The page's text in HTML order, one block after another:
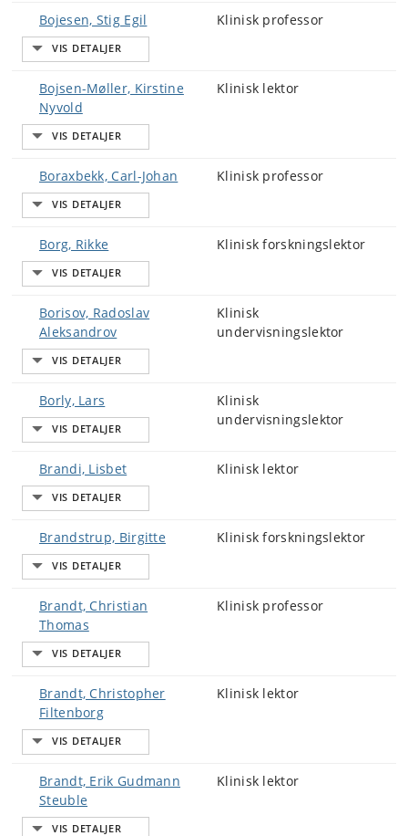
Bojesen, Stig Egil Klinisk professor
Bojsen-Møller, Kirstine
Nyvold
Klinisk lektor
Boraxbekk, Carl-Johan Klinisk professor
Borg, Rikke Klinisk forskningslektor
Borisov, Radoslav
Aleksandrov
Klinisk
undervisningslektor
Borly, Lars
Klinisk
undervisningslektor
Brandi, Lisbet Klinisk lektor
Brandstrup, Birgitte Klinisk forskningslektor
Brandt, Christian
Thomas
Klinisk professor
Brandt, Christopher
Filtenborg
Klinisk lektor
Brandt, Erik Gudmann
Steuble
Klinisk lektor